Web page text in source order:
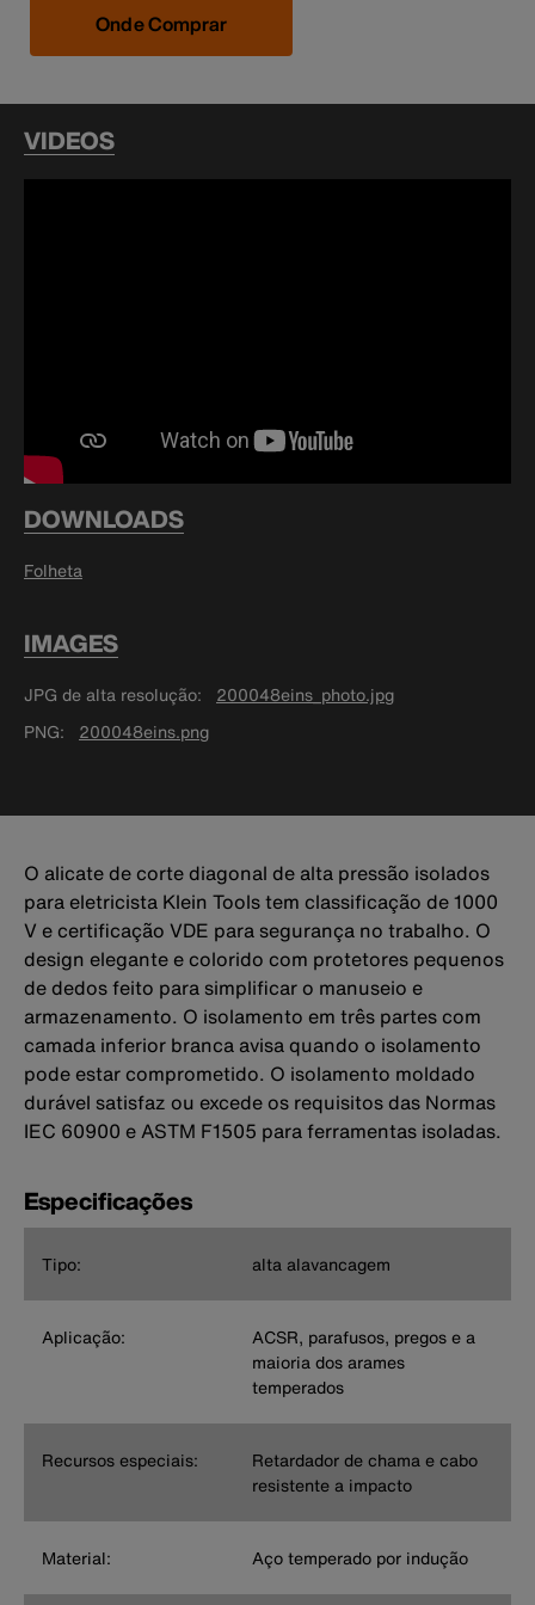
Onde Comprar
VIDEOS
DOWNLOADS
Folheta
IMAGES
JPG de alta resolução
200048eins_photo.jpg
PNG
200048eins.png
O alicate de corte diagonal de alta pressão isolados
para eletricista Klein Tools tem classificação de 1000
V e certificação VDE para segurança no trabalho. O
design elegante e colorido com protetores pequenos
de dedos feito para simplificar o manuseio e
armazenamento. O isolamento em três partes com
camada inferior branca avisa quando o isolamento
pode estar comprometido. O isolamento moldado
durável satisfaz ou excede os requisitos das Normas
IEC 60900 e ASTM F1505 para ferramentas isoladas.
Especificações
Tipo: alta alavancagem
Aplicação:
ACSR, parafusos, pregos e a
maioria dos arames
temperados
Recursos especiais:
Retardador de chama e cabo
resistente a impacto
Material: Aço temperado por indução